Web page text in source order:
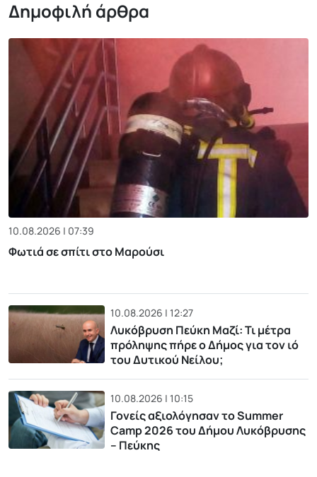
Δημοφιλή άρθρα
10.08.2026 | 07:39
Φωτιά σε σπίτι στο Μαρούσι
10.08.2026 | 12:27
Λυκόβρυση Πεύκη Μαζί: Τι μέτρα
πρόληψης πήρε ο Δήμος για τον ιό
του Δυτικού Νείλου;
10.08.2026 | 10:15
Γονείς αξιολόγησαν το Summer
Camp 2026 του Δήμου Λυκόβρυσης
– Πεύκης